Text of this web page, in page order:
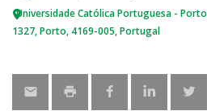
Universidade Católica Portuguesa - Porto
1327 Porto 4169-005 Portugal